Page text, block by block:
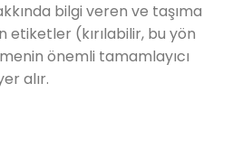
bilgi veren ve taşıma
etiketler (kırılabilir, bu yön
önemli tamamlayıcı
alır.